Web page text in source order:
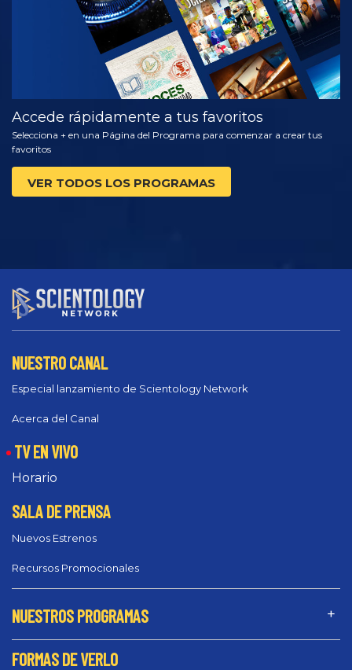
Accede rápidamente a tus favoritos
Selecciona + en una Página del Programa para comenzar a crear tus
favoritos
VER TODOS LOS PROGRAMAS
NUESTRO CANAL
Especial lanzamiento de Scientology Network
Acerca del Canal
TV EN VIVO
Horario
SALA DE PRENSA
Nuevos Estrenos
Recursos Promocionales
NUESTROS PROGRAMAS
FORMAS DE VERLO